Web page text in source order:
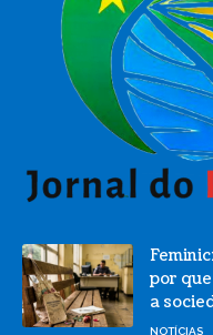
por
a
NOTÍCIAS